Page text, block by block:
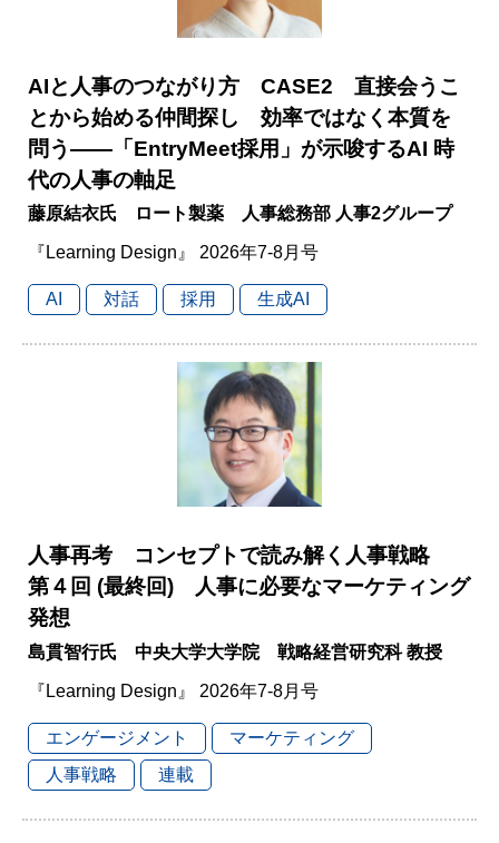
AIと人事のつながり方 CASE2 直接会うこ
とから始める仲間探し 効率ではなく本質を
問う――「EntryMeet採用」が示唆するAI 時
代の人事の軸足
藤原結衣氏 ロート製薬 人事総務部 人事2グループ
『Learning Design』 2026年7-8月号
AI 対話 採用 生成AI
人事再考 コンセプトで読み解く人事戦略
第４回 (最終回) 人事に必要なマーケティング
発想
島貫智行氏 中央大学大学院 戦略経営研究科 教授
『Learning Design』 2026年7-8月号
エンゲージメント
マーケティング
人事戦略
連載